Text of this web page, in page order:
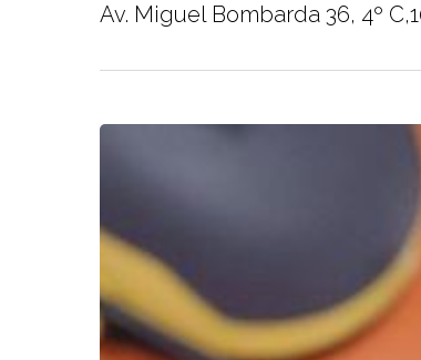
Av. Miguel Bombarda 36, 4º